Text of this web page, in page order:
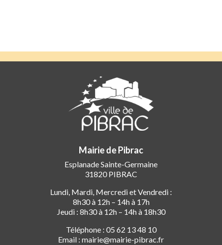
Mairie de Pibrac
Esplanade Sainte-Germaine
31820 PIBRAC
Lundi, Mardi, Mercredi et Vendredi :
8h30 à 12h – 14h à 17h
Jeudi : 8h30 à 12h – 14h à 18h30
Téléphone : 05 62 13 48 10
Email : mairie@mairie-pibrac.fr